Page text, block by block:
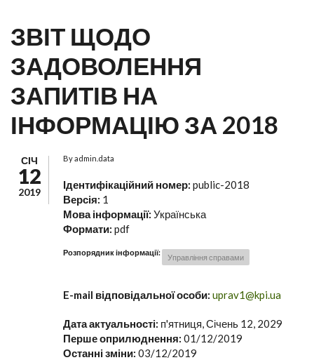
ЗВІТ ЩОДО
ЗАДОВОЛЕННЯ
ЗАПИТІВ НА
ІНФОРМАЦІЮ ЗА 2018
СІЧ
12
2019
Byadmin.data
Ідентифікаційний номер: public-2018
Версія: 1
Мова інформації: Українська
Формати: pdf
Розпорядник інформації:
Управління справами
E-mail відповідальної особи: uprav1@kpi.ua
Дата актуальності: п'ятниця, Січень 12, 2029
Перше оприлюднення: 01/12/2019
Останні зміни: 03/12/2019